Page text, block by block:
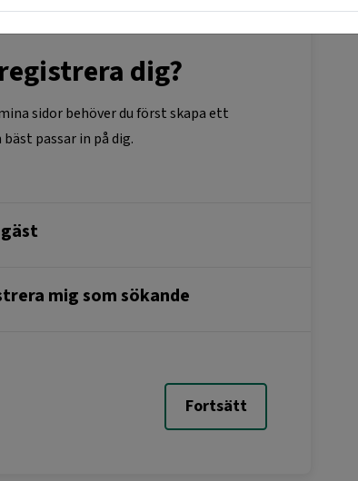
dig?
sidor behöver du först skapa ett
passar in på dig.
mig som sökande
Fortsätt